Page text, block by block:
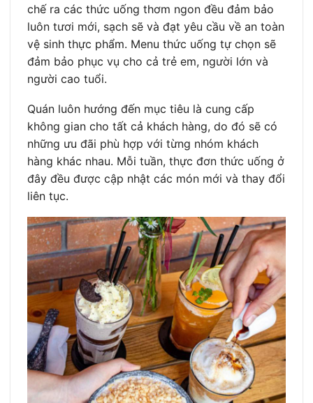
chế ra các thức uống thơm ngon đều đảm bảo
luôn tươi mới, sạch sẽ và đạt yêu cầu về an toàn
vệ sinh thực phẩm. Menu thức uống tự chọn sẽ
đảm bảo phục vụ cho cả trẻ em, người lớn và
người cao tuổi.
Quán luôn hướng đến mục tiêu là cung cấp
không gian cho tất cả khách hàng, do đó sẽ có
những ưu đãi phù hợp với từng nhóm khách
hàng khác nhau. Mỗi tuần, thực đơn thức uống ở
đây đều được cập nhật các món mới và thay đổi
liên tục.